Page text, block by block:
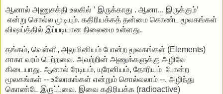
ஆனால் அணுசக்தி உலகில் ’ இருக்காது . ஆனா... இருக்கும்’
என்று சொல்ல முடியும். கதிரியக்கத் தன்மை கொண்ட மூலகங்கள்
விஷய்த்தில் இப்படியான நிலைமை உள்ளது.
தங்கம், வெள்ளி, அலுமினியம் போன்ற மூலகங்கள் (Elements)
சாகா வரம் பெற்றவை. அவற்றின் அணுக்களுக்கு அழிவே
கிடையாது. ஆனால் ரேடியம், யுரேனியம், தோரியம் போன்ற
மூலகங்கள் -- உலோகங்கள் என்றும் சொல்லலாம் --. அழிந்து
கொண்டே இருப்ப்வை. இவை கதிரியக்க (radioactive)